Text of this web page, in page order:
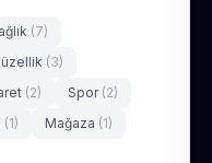
(7)
(3)
(2) Spor (2)
(1) Mağaza (1)